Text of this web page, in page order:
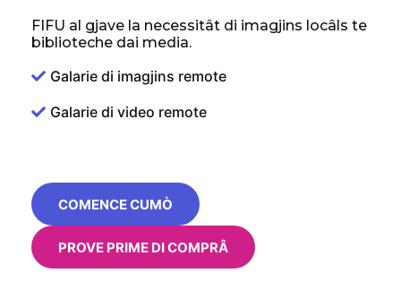
FIFU al gjave la necessitât di imagjins locâls te
biblioteche dai media.
Galarie di imagjins remote
Galarie di video remote
COMENCE CUMÒ
PROVE PRIME DI COMPRÂ